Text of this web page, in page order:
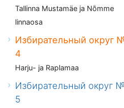
Tallinna Mustamäe ja Nõmme
linnaosa
Избирательный округ
4
Harju- ja Raplamaa
Избирательный округ №
5